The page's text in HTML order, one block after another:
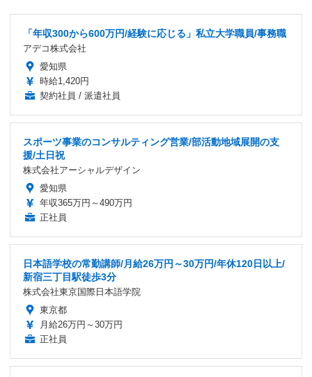
「年収300から600万円/経験に応じる」私立大学職員/事務職
アデコ株式会社
愛知県
時給1,420円
契約社員 / 派遣社員
スポーツ事業のコンサルティング営業/部活動地域展開の支
援/土日祝
株式会社アーシャルデザイン
愛知県
年収365万円～490万円
正社員
日本語学校の常勤講師/月給26万円～30万円/年休120日以上/
新宿三丁目駅徒歩3分
株式会社東京国際日本語学院
東京都
月給26万円～30万円
正社員